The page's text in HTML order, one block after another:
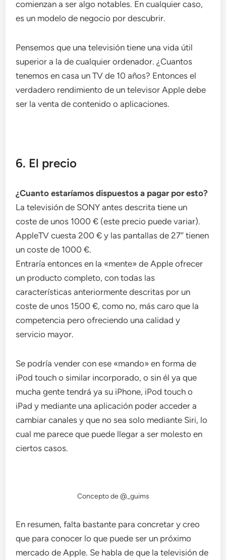
comienzan a ser algo notables. En cualquier caso,
es un modelo de negocio por descubrir.
Pensemos que una televisión tiene una vida útil
superior a la de cualquier ordenador. ¿Cuantos
tenemos en casa un TV de 10 años? Entonces el
verdadero rendimiento de un televisor Apple debe
ser la venta de contenido o aplicaciones.
6. El precio
¿Cuanto estaríamos dispuestos a pagar por esto?
La televisión de SONY antes descrita tiene un
coste de unos 1000 € (este precio puede variar).
AppleTV cuesta 200 € y las pantallas de 27″ tienen
un coste de 1000 €.
Entraría entonces en la «mente» de Apple ofrecer
un producto completo, con todas las
características anteriormente descritas por un
coste de unos 1500 €, como no, más caro que la
competencia pero ofreciendo una calidad y
servicio mayor.
Se podría vender con ese «mando» en forma de
iPod touch o similar incorporado, o sin él ya que
mucha gente tendrá ya su iPhone, iPod touch o
iPad y mediante una aplicación poder acceder a
cambiar canales y que no sea solo mediante Siri, lo
cual me parece que puede llegar a ser molesto en
ciertos casos.
Concepto de @_guims
En resumen, falta bastante para concretar y creo
que para conocer lo que puede ser un próximo
mercado de Apple. Se habla de que la televisión de